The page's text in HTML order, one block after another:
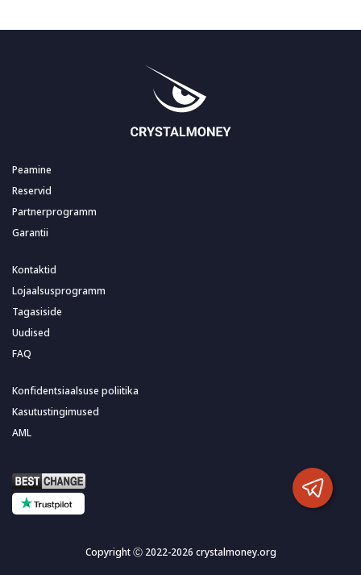
Peamine
Reservid
Partnerprogramm
Garantii
Kontaktid
Lojaalsusprogramm
Tagasiside
Uudised
FAQ
Konfidentsiaalsuse poliitika
Kasutustingimused
AML
Copyright Ⓒ 2022-2026 crystalmoney.org